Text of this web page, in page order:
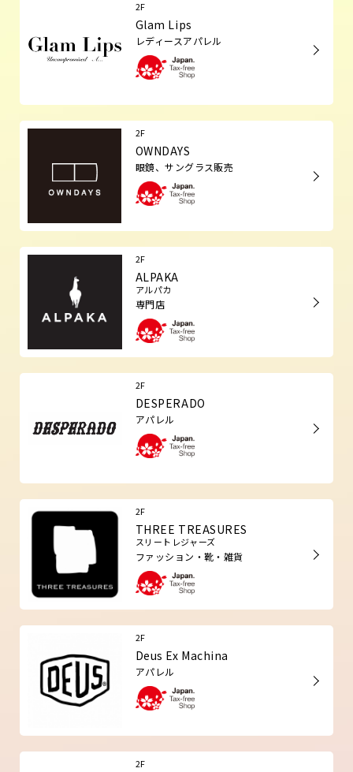
2F
Glam Lips
レディースアパレル
2F
OWNDAYS
眼鏡、サングラス販売
2F
ALPAKA
アルパカ
専門店
2F
DESPERADO
アパレル
2F
THREE TREASURES
スリートレジャーズ
ファッション・靴・雑貨
2F
Deus Ex Machina
アパレル
2F